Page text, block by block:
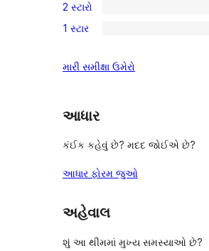
સમીક્ષાઓ
સ્ટાર
સમીક્ષાઓ
3-
સ્ટાર
0
2-
સમીક્ષાઓ
2 સ્ટારો
1
સ્ટાર
1 સ્ટાર
મારી સમીક્ષા ઉમેરો
આધાર
કંઈક કહેવું છે? મદદ જોઈએ છે?
આધાર ફોરમ જુઓ
અહેવાલ
શું આ થીમમાં મુખ્ય સમસ્યાઓ છે?